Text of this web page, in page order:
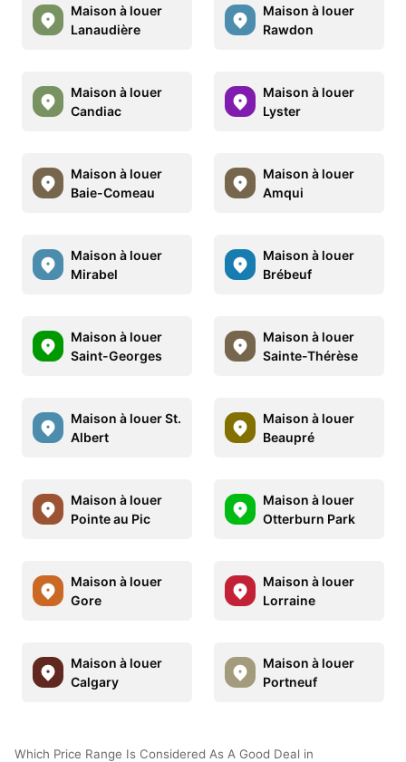
Maison à louer
Lanaudière
Maison à louer
Rawdon
Maison à louer
Candiac
Maison à louer
Lyster
Maison à louer
Baie-Comeau
Maison à louer
Amqui
Maison à louer
Mirabel
Maison à louer
Brébeuf
Maison à louer
Saint-Georges
Maison à louer
Sainte-Thérèse
Maison à louer St.
Albert
Maison à louer
Beaupré
Maison à louer
Pointe au Pic
Maison à louer
Otterburn Park
Maison à louer
Gore
Maison à louer
Lorraine
Maison à louer
Calgary
Maison à louer
Portneuf
Which Price Range Is Considered As A Good Deal in